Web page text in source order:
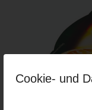
Cookie- und